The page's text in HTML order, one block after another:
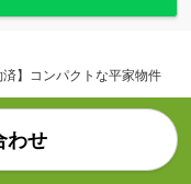
済】コンパクトな平家物件
わせ